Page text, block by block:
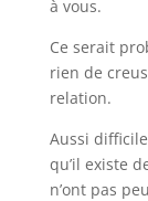
à vous.
Ce serait
rien de
relation.
Aussi
qu’il existe
n’ont pas